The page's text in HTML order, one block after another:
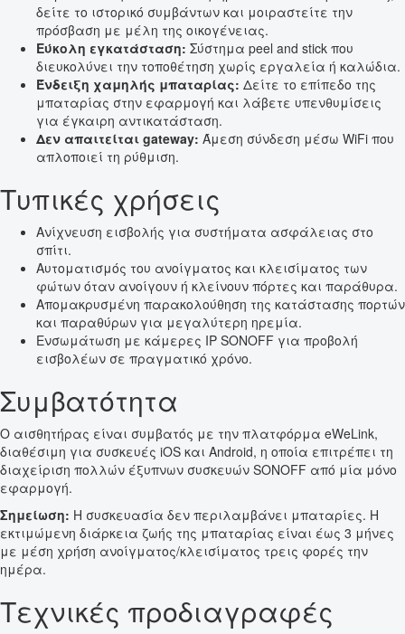
δείτε το ιστορικό συμβάντων και μοιραστείτε την
πρόσβαση με μέλη της οικογένειας.
Εύκολη εγκατάσταση: Σύστημα peel and stick που
διευκολύνει την τοποθέτηση χωρίς εργαλεία ή καλώδια.
Ένδειξη χαμηλής μπαταρίας: Δείτε το επίπεδο της
μπαταρίας στην εφαρμογή και λάβετε υπενθυμίσεις
για έγκαιρη αντικατάσταση.
Δεν απαιτείται gateway: Άμεση σύνδεση μέσω WiFi που
απλοποιεί τη ρύθμιση.
Τυπικές χρήσεις
Ανίχνευση εισβολής για συστήματα ασφάλειας στο
σπίτι.
Αυτοματισμός του ανοίγματος και κλεισίματος των
φώτων όταν ανοίγουν ή κλείνουν πόρτες και παράθυρα.
Απομακρυσμένη παρακολούθηση της κατάστασης πορτών
και παραθύρων για μεγαλύτερη ηρεμία.
Ενσωμάτωση με κάμερες IP SONOFF για προβολή
εισβολέων σε πραγματικό χρόνο.
Συμβατότητα
Ο αισθητήρας είναι συμβατός με την πλατφόρμα eWeLink,
διαθέσιμη για συσκευές iOS και Android, η οποία επιτρέπει τη
διαχείριση πολλών έξυπνων συσκευών SONOFF από μία μόνο
εφαρμογή.
Σημείωση: Η συσκευασία δεν περιλαμβάνει μπαταρίες. Η
εκτιμώμενη διάρκεια ζωής της μπαταρίας είναι έως 3 μήνες
με μέση χρήση ανοίγματος/κλεισίματος τρεις φορές την
ημέρα.
Τεχνικές προδιαγραφές